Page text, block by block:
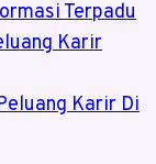
Terpadu
Karir
Karir Di